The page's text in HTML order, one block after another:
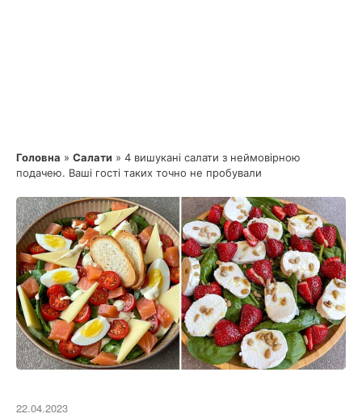
Головна » Салати » 4 вишукані салати з неймовірною
подачею. Ваші гості таких точно не пробували
22.04.2023